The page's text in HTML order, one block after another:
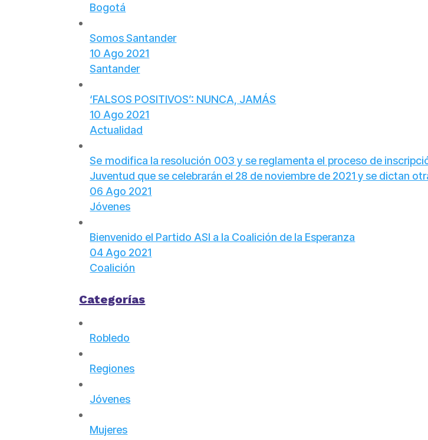
Bogotá
Somos Santander
10 Ago 2021
Santander
‘FALSOS POSITIVOS’: NUNCA, JAMÁS
10 Ago 2021
Actualidad
Se modifica la resolución 003 y se reglamenta el proceso de
Juventud que se celebrarán el 28 de noviembre de 2021 y se dictan
06 Ago 2021
Jóvenes
Bienvenido el Partido ASI a la Coalición de la Esperanza
04 Ago 2021
Coalición
Categorías
Robledo
Regiones
Jóvenes
Mujeres